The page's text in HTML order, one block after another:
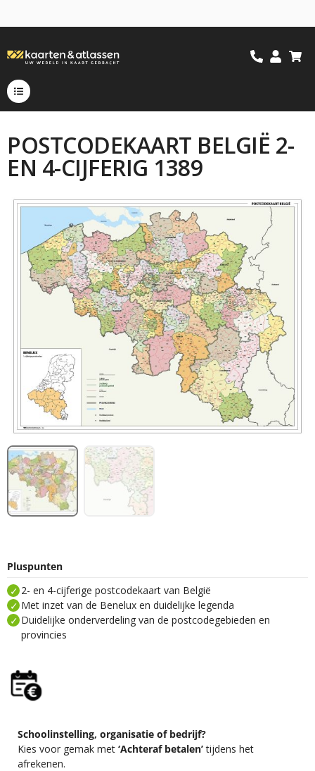
POSTCODEKAART BELGIË 2-
EN 4-CIJFERIG 1389
Pluspunten
2- en 4-cijferige postcodekaart van België
Met inzet van de Benelux en duidelijke legenda
Duidelijke onderverdeling van de postcodegebieden en
provincies
Schoolinstelling, organisatie of bedrijf?
Kies voor gemak met ‘Achteraf betalen’tijdens het
afrekenen.